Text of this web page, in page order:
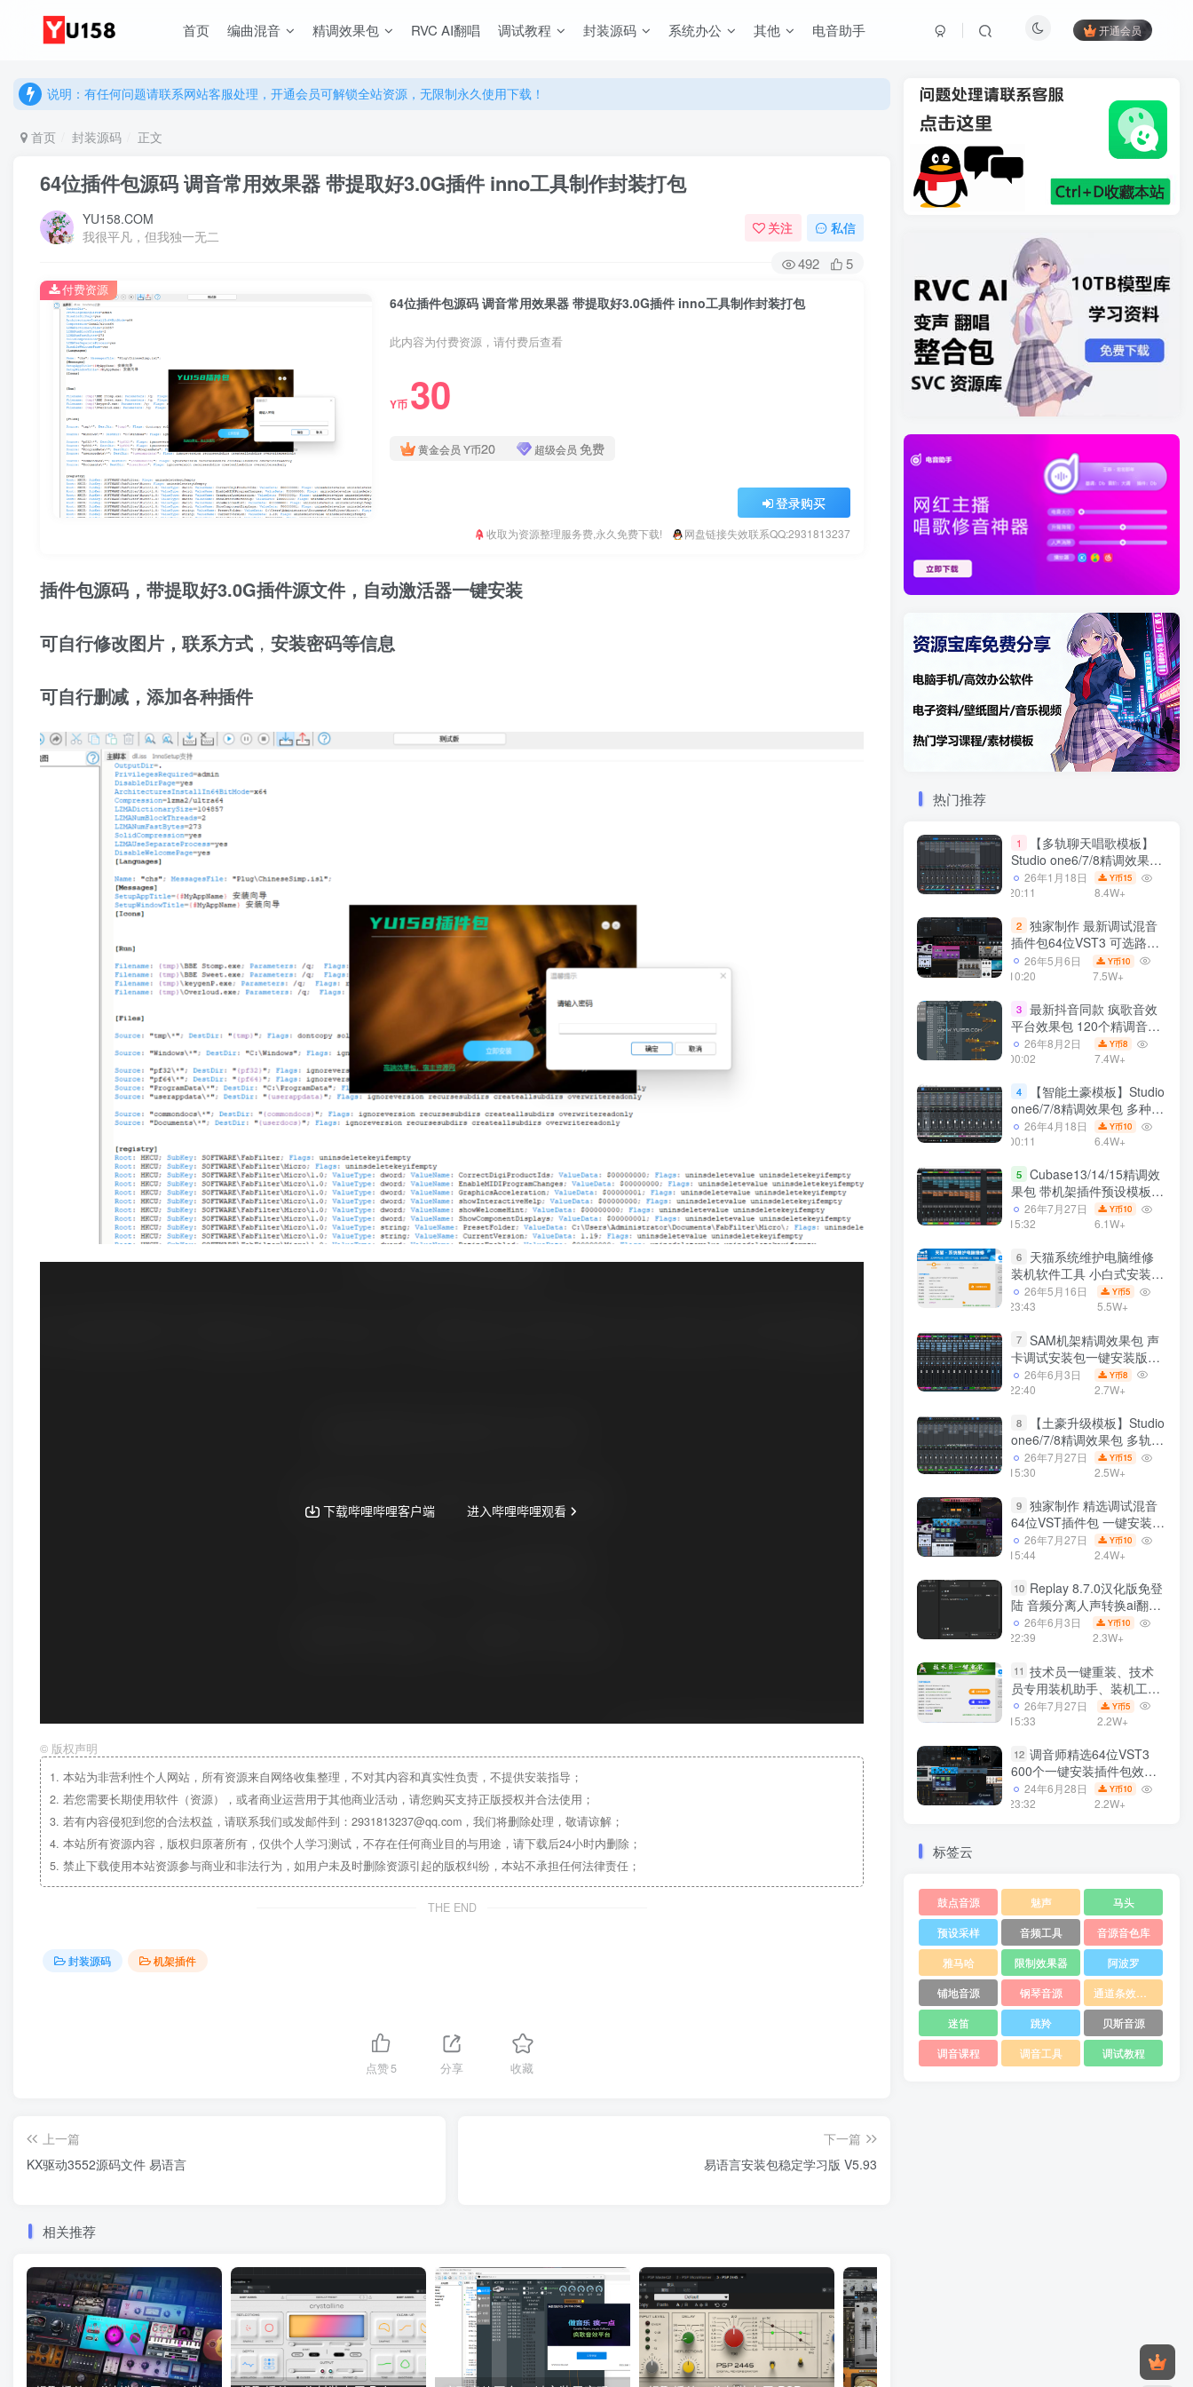
首页 编曲混音 精调效果包 RVC AI翻唱 调试教程 封装源码 系统办公 其他 电音助手 开通会员
提示：网站登录及下载问题，请联系网站底部客服。加入会员享更多优惠，VIP资源群学习特权！
提示：网站登录及下载问题，请联系网站底部客服。加入会员享更多优惠，VIP资源群学习特权！
首页 封装源码 正文
64位插件包源码 调音常用效果器 带提取好3.0G插件 inno工具制作封装打包
YU158.COM
我很平凡，但我独一无二
关注 私信
492 5
64位插件包源码 调音常用效果器 带提取好3.0G插件 inno工具制作封装打包
此内容为付费资源，请付费后查看
Y币 30
黄金会员 Y币20 超级会员 免费
登录购买
收取为资源整理服务费,永久免费下载! 网盘链接失效联系QQ:2931813237
付费资源
插件包源码，带提取好3.0G插件源文件，自动激活器一键安装
可自行修改图片， 联系方式 ， 安装密码等信息
可自行删减，添加各种插件
© 版权声明
1. 本站为非营利性个人网站，所有资源来自网络收集整理，不对其内容和真实性负责，不提供安装指导；
2. 若您需要长期使用软件（资源），或者商业运营用于其他商业活动，请您购买支持正版授权并合法使用；
3. 若有内容侵犯到您的合法权益，请联系我们或发邮件到：2931813237@qq.com，我们将删除处理，敬请谅解；
4. 本站所有资源内容，版权归原著所有，仅供个人学习测试，不存在任何商业目的与用途，请下载后24小时内删除；
5. 禁止下载使用本站资源参与商业和非法行为，如用户未及时删除资源引起的版权纠纷，本站不承担任何法律责任；
THE END
封装源码 机架插件
点赞5 分享 收藏
上一篇
KX驱动3552源码文件 易语言
下一篇
易语言安装包稳定学习版 V5.93
相关推荐
热门推荐
1
【多轨聊天唱歌模板】
Studio one6/7/8精调效果包
多种效果模式 声卡调试好直
播预设模板
26年1月18日
20:11
Y币15
8.4W+
2 独家制作 最新调试混音
插件包64位VST3 可选路径
一键安装550个效果器合集
v3.0 WiN 支持定制
26年5月6日
10:20
Y币10
7.5W+
3 最新抖音同款 疯歌音效
平台效果包 120个精调音效
包+软件自带170个音效
+600个插件 带安装教程全
26年8月2日
00:02
Y币8
7.4W+
4
【智能土豪模板】Studio
one6/7/8精调效果包 多种效
果模式可选 声卡调试好预设
带插件全套文件
26年4月18日
00:11
Y币10
6.4W+
5 Cubase13/14/15精调效
果包 带机架插件预设模板
声卡调试好效果工程文件
26年7月27日
15:32
Y币10
6.1W+
6
天猫系统维护电脑维修
装机软件工具 小白式安装
完全一键安装系统 电脑系统
装机软件 一键重装系统
26年5月16日
23:43
Y币5
5.5W+
7 SAM机架精调效果包 声
卡调试安装包一键安装版模
板 带插件预设效果文件
26年6月3日
22:40
Y币8
2.7W+
8
【土豪升级模板】Studio
one6/7/8精调效果包 多轨道
效果模式可选 声卡调试好预
设模板 带插件全套文件
26年7月27日
15:30
Y币15
2.5W+
9 独家制作 精选调试混音
64位VST插件包 一键安装
600个效果器合集v2.0 WiN
支持定制
26年7月27日
15:44
Y币10
2.4W+
10 Replay 8.7.0汉化版免登
陆 音频分离人声转换ai翻唱
支持50系显卡 一键安装
WiN
26年6月3日
22:39
Y币10
2.3W+
11 技术员一键重装、技术
员专用装机助手、装机工
具、电脑系统装机软件丶一
键安装系统
26年7月27日
15:33
Y币5
2.2W+
12 调音师精选64位VST3
600个一键安装插件包效果
器集合10G WiN
24年6月28日
23:32
Y币10
2.2W+
标签云
鼓点音源 魅声
马头
预设采样
音频工具
音源音色库
雅马哈
限制效果器
阿波罗
铺地音源
钢琴音源
通道条效果器
迷笛
跳羚
贝斯音源
调音课程
调音工具 调试教程